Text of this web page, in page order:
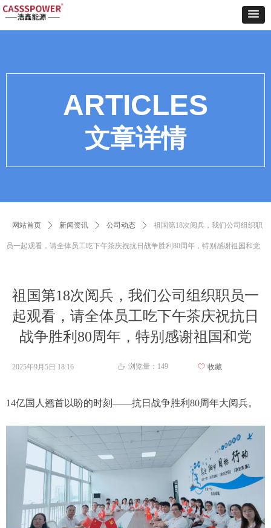
网站首页 ꄲ 新闻资讯 ꄲ 公司动态 ꄲ 祖国第18次阅兵，我们公司组织职
员一起观看，请全体员工吃下午茶庆祝抗日战争胜利80周年，特别感谢祖国和党
ARTICLES
文章详情
祖国第18次阅兵，我们公司组织职员一
起观看，请全体员工吃下午茶庆祝抗日
战争胜利80周年，特别感谢祖国和党
2025年9月5日 18:16 ꄘ 浏览量： 149 ꄀ 收藏
14亿国人翘首以盼的时刻——抗日战争胜利80周年大阅兵。